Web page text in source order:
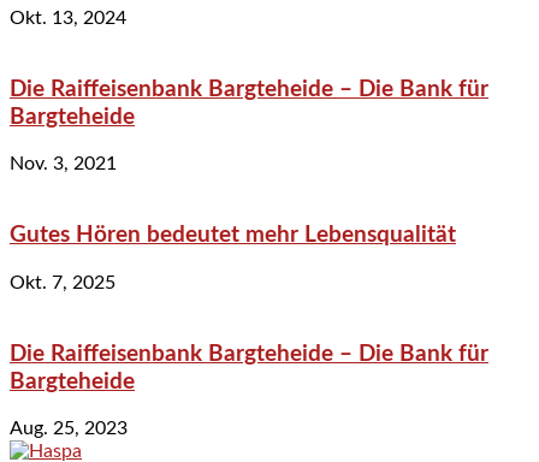
Okt. 13, 2024
Die Raiffeisenbank Bargteheide – Die Bank für
Bargteheide
Nov. 3, 2021
Gutes Hören bedeutet mehr Lebensqualität
Okt. 7, 2025
Die Raiffeisenbank Bargteheide – Die Bank für
Bargteheide
Aug. 25, 2023